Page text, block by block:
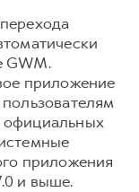
GWM.
приложение
официальных
приложения
и выше.​